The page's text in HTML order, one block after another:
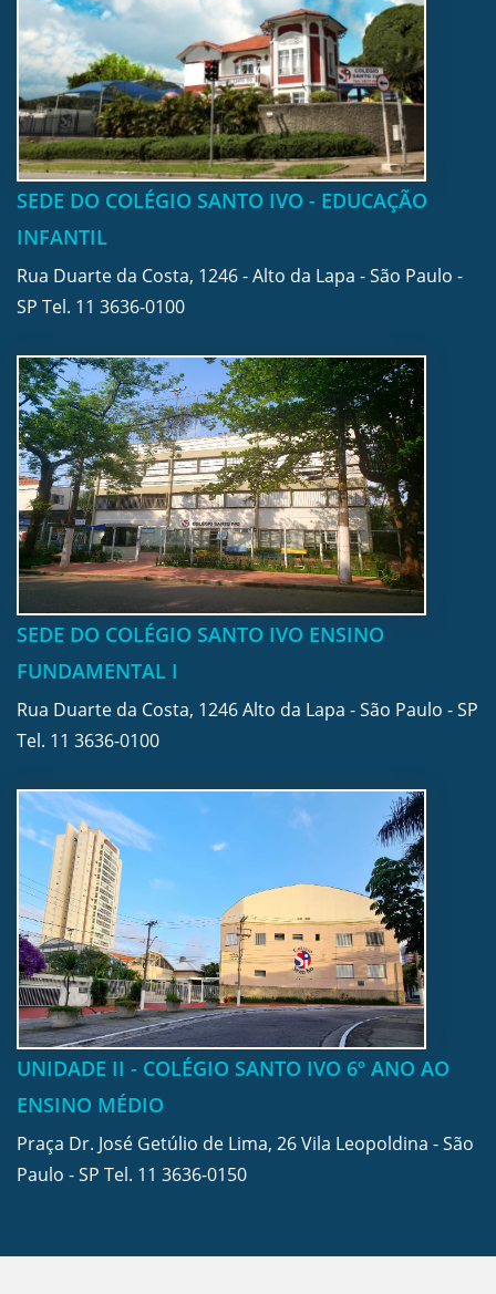
SEDE DO COLÉGIO SANTO IVO - EDUCAÇÃO
INFANTIL
Rua Duarte da Costa, 1246 - Alto da Lapa - São Paulo -
SP Tel. 11 3636-0100
SEDE DO COLÉGIO SANTO IVO ENSINO
FUNDAMENTAL I
Rua Duarte da Costa, 1246 Alto da Lapa - São Paulo - SP
Tel. 11 3636-0100
UNIDADE II - COLÉGIO SANTO IVO 6º ANO AO
ENSINO MÉDIO
Praça Dr. José Getúlio de Lima, 26 Vila Leopoldina - São
Paulo - SP Tel. 11 3636-0150